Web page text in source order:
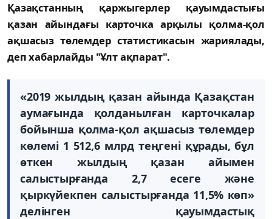
Қазақстанның қаржыгерлер қауымдастығы
қазан айындағы карточка арқылы қолма-қол
ақшасыз төлемдер статистикасын жариялады,
деп хабарлайды "Ұлт ақпарат".
«2019 жылдың қазан айында Қазақстан
аумағында қолданылған карточкалар
бойынша қолма-қол ақшасыз төлемдер
көлемі 1 512,6 млрд теңгені құрады, бұл
өткен жылдың қазан айымен
салыстырғанда 2,7 есеге және
қыркүйекпен салыстырғанда 11,5% көп»
делінген қауымдастық